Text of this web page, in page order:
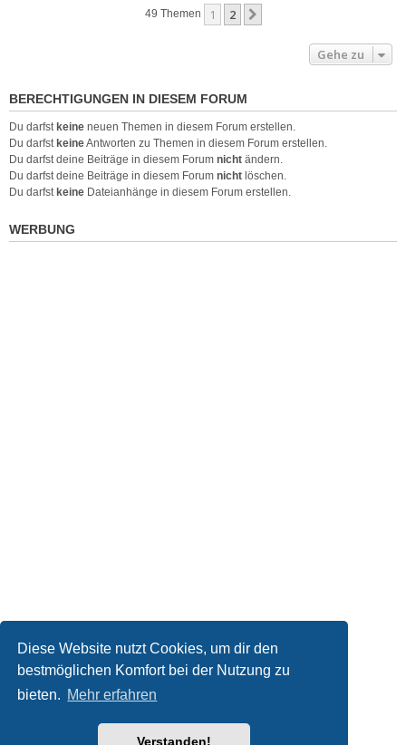
Diese Website nutzt Cookies, um dir den
bestmöglichen Komfort bei der Nutzung zu
bieten. Mehr erfahren
Verstanden!
49 Themen 1 2
Gehe zu
BERECHTIGUNGEN IN DIESEM FORUM
Du darfst keine neuen Themen in diesem Forum erstellen.
Du darfst keineAntworten zu Themen in diesem Forum erstellen.
Du darfst deine Beiträge in diesem Forum nicht ändern.
Du darfst deine Beiträge in diesem Forum nicht löschen.
Du darfst keine Dateianhänge in diesem Forum erstellen.
WERBUNG
Kontakt
® Forum Software © phpBB Limited
phpBB.de